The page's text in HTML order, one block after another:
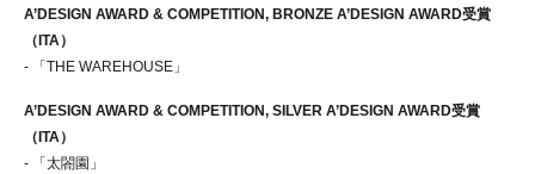
A’DESIGN AWARD & COMPETITION, BRONZE A’DESIGN AWARD受賞
（ITA）
- 「THE WAREHOUSE」
A’DESIGN AWARD & COMPETITION, SILVER A’DESIGN AWARD受賞
（ITA）
- 「太閤園」